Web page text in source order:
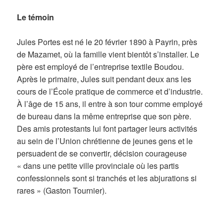
Le témoin
Jules Portes est né le 20 février 1890 à Payrin, près
de Mazamet, où la famille vient bientôt s’installer. Le
père est employé de l’entreprise textile Boudou.
Après le primaire, Jules suit pendant deux ans les
cours de l’École pratique de commerce et d’industrie.
À l’âge de 15 ans, il entre à son tour comme employé
de bureau dans la même entreprise que son père.
Des amis protestants lui font partager leurs activités
au sein de l’Union chrétienne de jeunes gens et le
persuadent de se convertir, décision courageuse
« dans une petite ville provinciale où les partis
confessionnels sont si tranchés et les abjurations si
rares » (Gaston Tournier).